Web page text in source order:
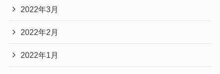
2022年3月
2022年2月
2022年1月